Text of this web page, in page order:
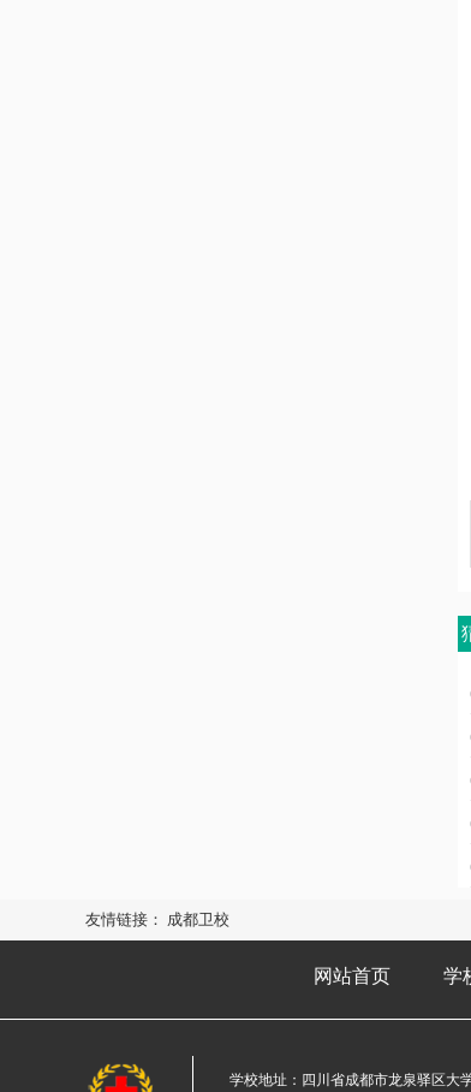
友情链接： 成都卫校
网站首页 学
学校地址：四川省成都市龙泉驿区大